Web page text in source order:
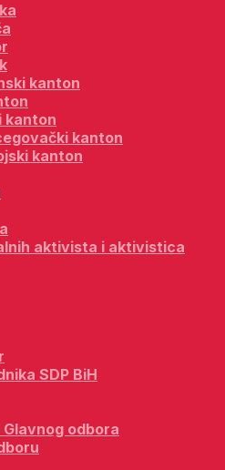
kanton
kanton
kanton
kanton
aktivista i aktivistica
SDP BiH
odbora